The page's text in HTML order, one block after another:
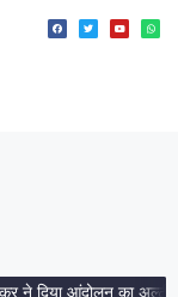
ने दिया आंदोलन का